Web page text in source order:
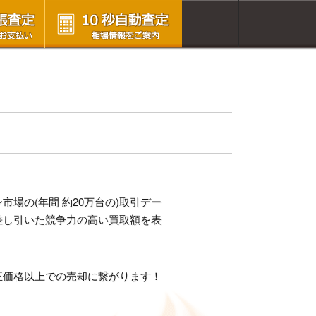
場の(年間 約20万台の)取引デー
引いた競争力の高い買取額を表
格以上での売却に繋がります！